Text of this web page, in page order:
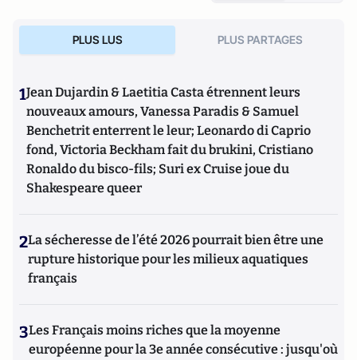
PLUS LUS PLUS PARTAGES
1Jean Dujardin & Laetitia Casta étrennent leurs
nouveaux amours, Vanessa Paradis & Samuel
Benchetrit enterrent le leur; Leonardo di Caprio
fond, Victoria Beckham fait du brukini, Cristiano
Ronaldo du bisco-fils; Suri ex Cruise joue du
Shakespeare queer
2La sécheresse de l’été 2026 pourrait bien être une
rupture historique pour les milieux aquatiques
français
3Les Français moins riches que la moyenne
européenne pour la 3e année consécutive : jusqu'où